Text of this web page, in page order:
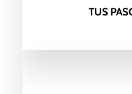
TUS